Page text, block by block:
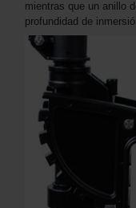
mientras que un anillo
profundidad de